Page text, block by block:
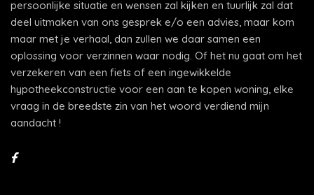
persoonlijke situatie en wensen zal kijken en tuurlijk zal dat
deel uitmaken van ons gesprek e/o een advies, maar kom
maar met je verhaal, dan zullen we daar samen een
oplossing voor verzinnen waar nodig. Of het nu gaat om het
verzekeren van een fiets of een ingewikkelde
hypotheekconstructie voor een aan te kopen woning, elke
vraag in de breedste zin van het woord verdiend mijn
aandacht !